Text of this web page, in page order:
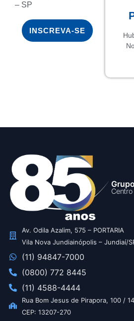
– SP
INSCREVA-SE
Av. Odila Azalim, 575 – PORTARIA
Vila Nova Jundiainópolis – Jundiaí/
(11) 94847-7000
(0800) 772 8445
(11) 4588-4444
Rua Bom Jesus de Pirapora, 100 /
CEP: 13207-270